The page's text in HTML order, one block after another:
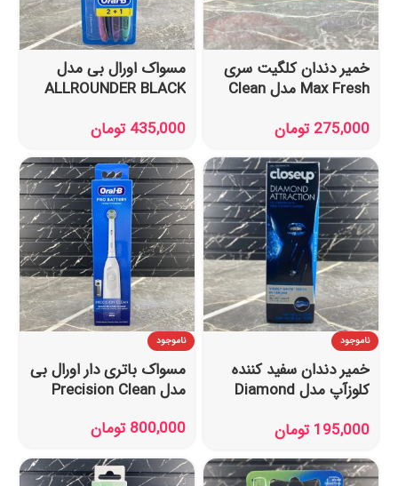
خمیر دندان کلگیت سری
Max Fresh مدل Clean
275,000 تومان
مسواک اورال بی مدل
ALLROUNDER BLACK
435,000 تومان
ناموجود
خمیر دندان سفید کننده
کلوزآپ مدل Diamond
195,000 تومان
ناموجود
مسواک باتری دار اورال بی
مدل Precision Clean
800,000 تومان